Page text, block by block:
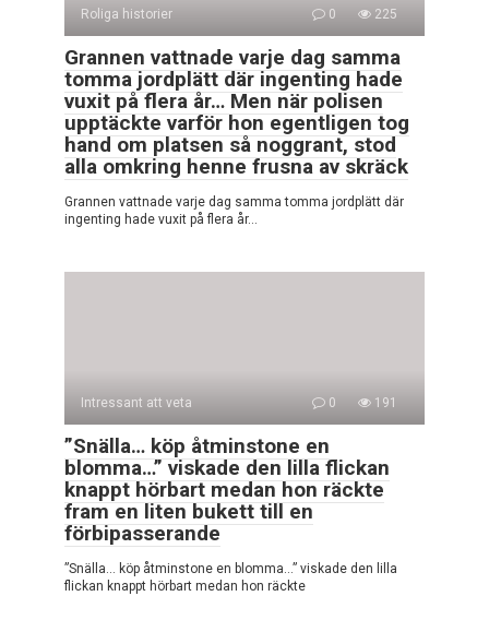
Roliga historier 0 225
Grannen vattnade varje dag samma
tomma jordplätt där ingenting hade
vuxit på flera år… Men när polisen
upptäckte varför hon egentligen tog
hand om platsen så noggrant, stod
alla omkring henne frusna av skräck
Grannen vattnade varje dag samma tomma jordplätt där
ingenting hade vuxit på flera år…
Intressant att veta 0 191
”Snälla… köp åtminstone en
blomma…” viskade den lilla flickan
knappt hörbart medan hon räckte
fram en liten bukett till en
förbipasserande
”Snälla… köp åtminstone en blomma…” viskade den lilla
flickan knappt hörbart medan hon räckte